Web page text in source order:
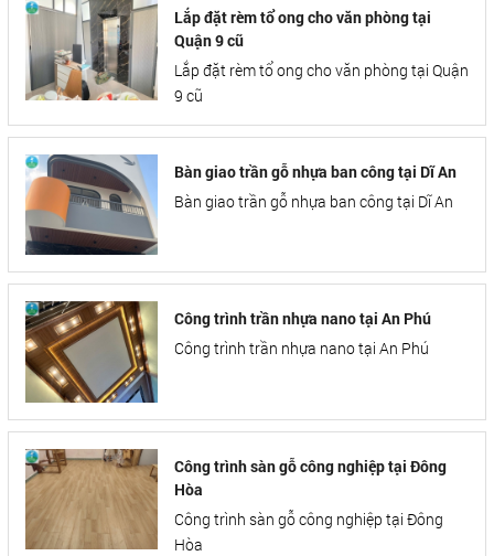
Lắp đặt rèm tổ ong cho văn phòng tại
Quận 9 cũ
Lắp đặt rèm tổ ong cho văn phòng tại Quận
9 cũ
Bàn giao trần gỗ nhựa ban công tại Dĩ An
Bàn giao trần gỗ nhựa ban công tại Dĩ An
Công trình trần nhựa nano tại An Phú
Công trình trần nhựa nano tại An Phú
Công trình sàn gỗ công nghiệp tại Đông
Hòa
Công trình sàn gỗ công nghiệp tại Đông
Hòa